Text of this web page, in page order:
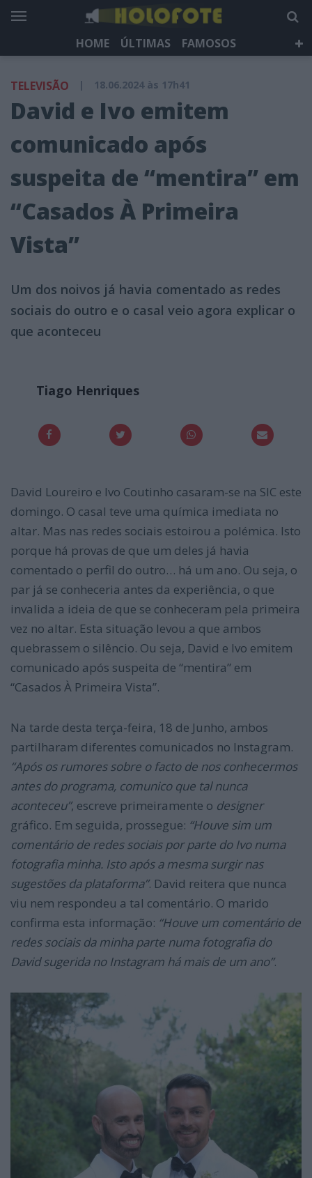
HOME ÚLTIMAS
FAMOSOS
HOLOFOTE TV
NEWSLETTER
TELEVISÃO | 18.06.2024 às 17h41
David e Ivo emitem
comunicado após
suspeita de “mentira” em
“Casados À Primeira
Vista”
Um dos noivos já havia comentado as redes
sociais do outro e o casal veio agora explicar o
que aconteceu
Tiago Henriques
David Loureiro e Ivo Coutinho casaram-se na SIC este
domingo. O casal teve uma química imediata no
altar. Mas nas redes sociais estoirou a polémica. Isto
porque há provas de que um deles já havia
comentado o perfil do outro… há um ano. Ou seja, o
par já se conheceria antes da experiência, o que
invalida a ideia de que se conheceram pela primeira
vez no altar. Esta situação levou a que ambos
quebrassem o silêncio. Ou seja, David e Ivo emitem
comunicado após suspeita de “mentira” em
“Casados À Primeira Vista”.
Na tarde desta terça-feira, 18 de Junho, ambos
partilharam diferentes comunicados no Instagram.
“Após os rumores sobre o facto de nos conhecermos
antes do programa, comunico que tal nunca
aconteceu”, escreve primeiramente o designer
gráfico. Em seguida, prossegue: “Houve sim um
comentário de redes sociais por parte do Ivo numa
fotografia minha. Isto após a mesma surgir nas
sugestões da plataforma”. David reitera que nunca
viu nem respondeu a tal comentário. O marido
confirma esta informação: “Houve um comentário de
redes sociais da minha parte numa fotografia do
David sugerida no Instagram há mais de um ano”.